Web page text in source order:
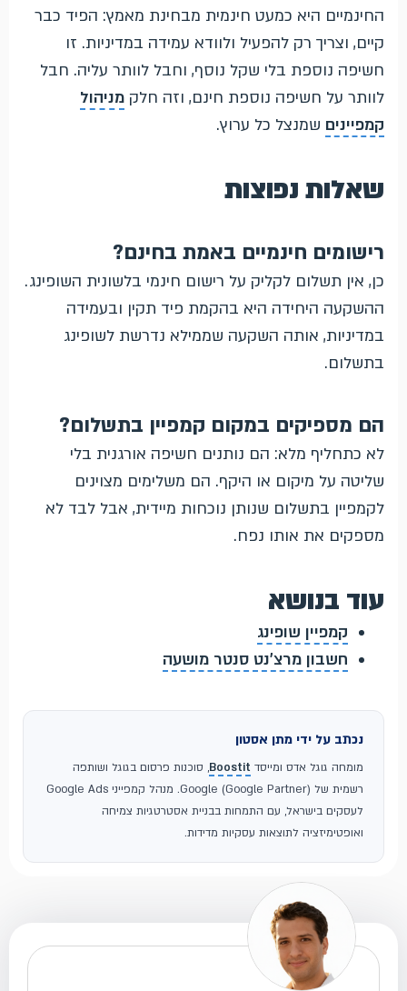
החינמיים היא כמעט חינמית מבחינת מאמץ: הפיד כבר
קיים, וצריך רק להפעיל ולוודא עמידה במדיניות. זו
חשיפה נוספת בלי שקל נוסף, וחבל לוותר עליה. חבל
לוותר על חשיפה נוספת חינם, וזה חלק מניהול
קמפיינים שמנצל כל ערוץ.
שאלות נפוצות
רישומים חינמיים באמת בחינם?
כן, אין תשלום לקליק על רישום חינמי בלשונית השופינג.
ההשקעה היחידה היא בהקמת פיד תקין ובעמידה
במדיניות, אותה השקעה שממילא נדרשת לשופינג
בתשלום.
הם מספיקים במקום קמפיין בתשלום?
לא כתחליף מלא: הם נותנים חשיפה אורגנית בלי
שליטה על מיקום או היקף. הם משלימים מצוינים
לקמפיין בתשלום שנותן נוכחות מיידית, אבל לבד לא
מספקים את אותו נפח.
עוד בנושא
קמפיין שופינג
חשבון מרצ'נט סנטר מושעה
נכתב על ידי מתן אסטון
מומחה גוגל אדס ומייסד Boostit, סוכנות פרסום בגוגל ושותפה
רשמית של Google (Google Partner). מנהל קמפייני Google Ads
לעסקים בישראל, עם התמחות בבניית אסטרטגיות צמיחה
ואופטימיזציה לתוצאות עסקיות מדידות.